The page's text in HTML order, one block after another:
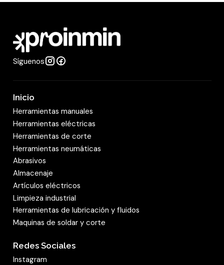
d
Síguenos
Inicio
Herramientas manuales
Herramientas eléctricas
Herramientas de corte
Herramientas neumáticas
Abrasivos
Almacenaje
Artículos eléctricos
Limpieza industrial
Herramientas de lubricación y fluidos
Maquinas de soldar y corte
Redes Sociales
Instagram